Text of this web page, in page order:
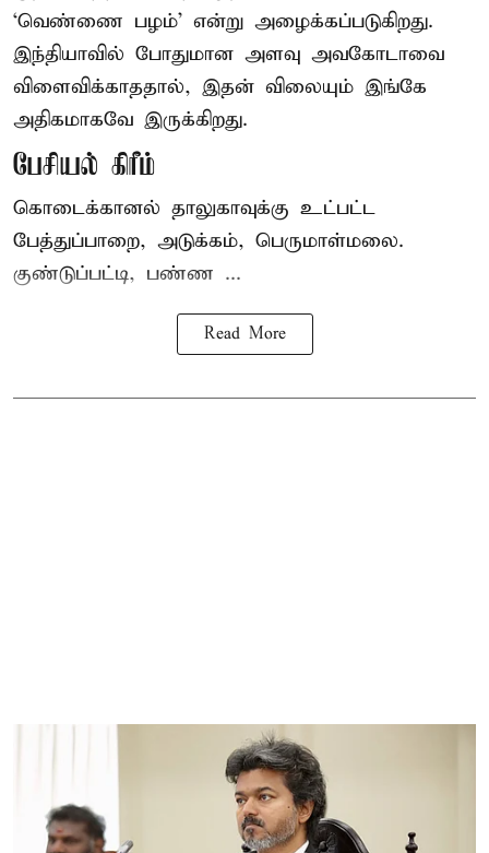
‘வெண்ணை பழம்’ என்று அழைக்கப்படுகிறது.
இந்தியாவில் போதுமான அளவு அவகோடாவை
விளைவிக்காததால், இதன் விலையும் இங்கே
அதிகமாகவே இருக்கிறது.
பேசியல் கிரீம்
கொடைக்கானல் தாலுகாவுக்கு உட்பட்ட
பேத்துப்பாறை, அடுக்கம், பெருமாள்மலை.
குண்டுப்பட்டி, பண்ண ...
Read More